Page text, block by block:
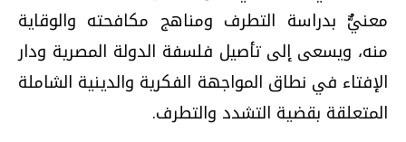
معنيٌّ بدراسة التطرف ومناهج مكافحته والوقاية
منه، ويسعى إلى تأصيل فلسفة الدولة المصرية ودار
الإفتاء في نطاق المواجهة الفكرية والدينية الشاملة
المتعلقة بقضية التشدد والتطرف.